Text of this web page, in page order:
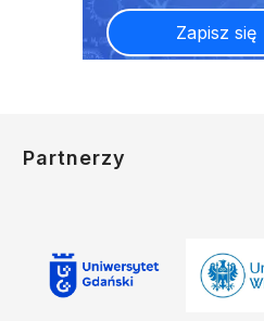
Partnerzy